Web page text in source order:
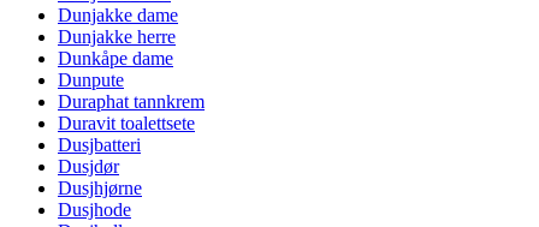
Dunjakke dame
Dunjakke herre
Dunkåpe dame
Dunpute
Duraphat tannkrem
Duravit toalettsete
Dusjbatteri
Dusjdør
Dusjhjørne
Dusjhode